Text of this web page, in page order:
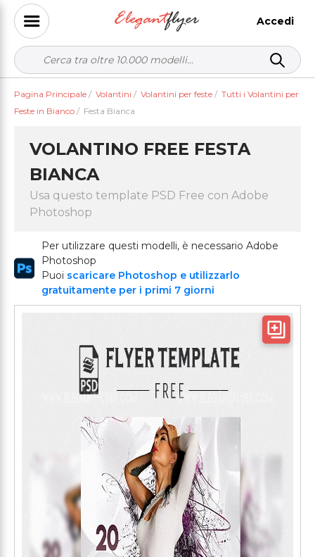
Accedi
Pagina Principale / Volantini / Volantini per feste / Tutti i Volantini per
Feste in Bianco / Festa Bianca
VOLANTINO FREE FESTA
BIANCA
Usa questo template PSD Free con Adobe
Photoshop
Per utilizzare questi modelli, è necessario Adobe
Photoshop
Puoi scaricare Photoshop e utilizzarlo
gratuitamente per i primi 7 giorni